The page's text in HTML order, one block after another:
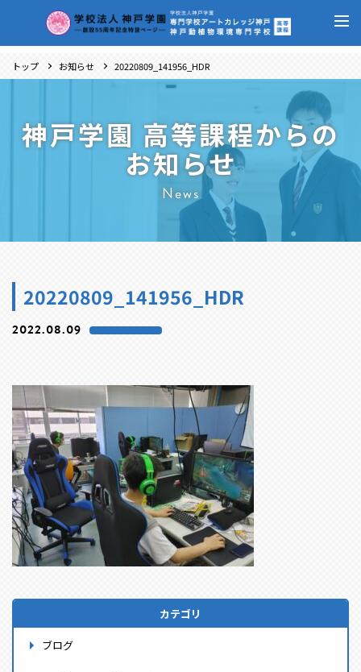
トップ お知らせ 20220809_141956_HDR
神戸学園 高等課程からの
お知らせ
News
20220809_141956_HDR
2022.08.09
カテゴリ
ブログ